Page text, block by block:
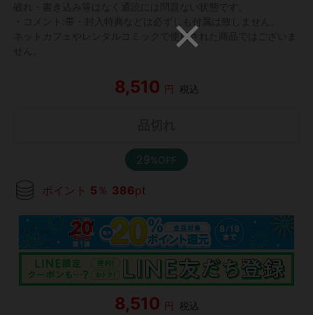
ネットカフェやレンタルコミックで使用された商品ではございま
8,510 円 税込
29%OFF
ポイント 5 ％ 386pt
8,510 円 税込